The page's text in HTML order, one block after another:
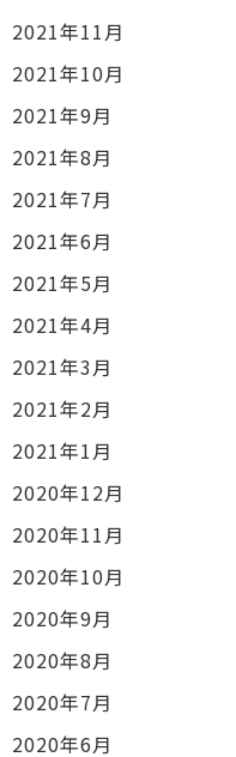
2021年11月
2021年10月
2021年9月
2021年8月
2021年7月
2021年6月
2021年5月
2021年4月
2021年3月
2021年2月
2021年1月
2020年12月
2020年11月
2020年10月
2020年9月
2020年8月
2020年7月
2020年6月